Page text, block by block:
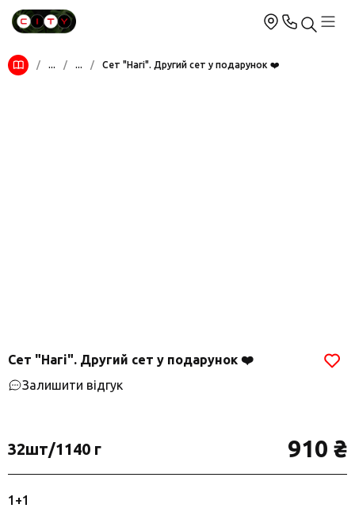
/ ... / ... / Сет "Нагі". Другий сет у подарунок ❤️
Сет "Нагі". Другий сет у подарунок ❤️
Залишити відгук
32шт/1140 г 910 ₴
1+1